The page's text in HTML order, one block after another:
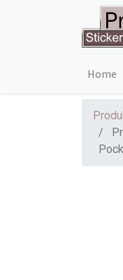
Home